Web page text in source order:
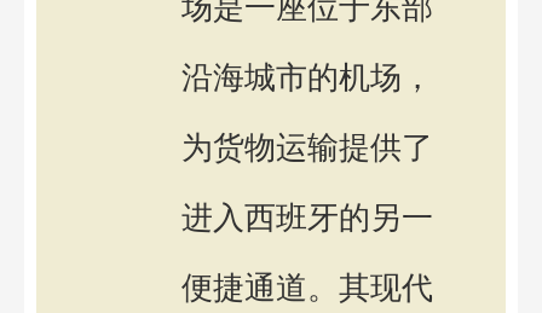
沿海城市的机场，
为货物运输提供了
进入西班牙的另一
便捷通道。其现代